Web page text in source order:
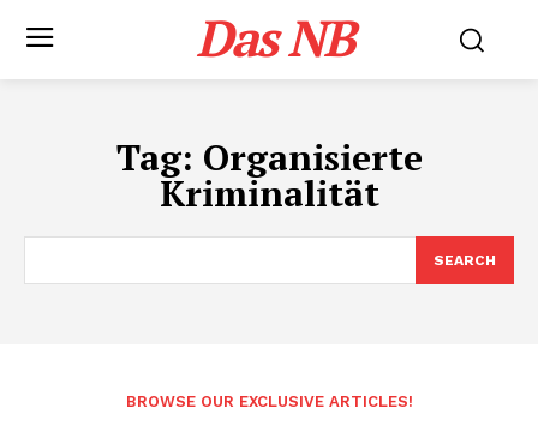
Das NB
Tag: Organisierte
Kriminalität
SEARCH
BROWSE OUR EXCLUSIVE ARTICLES!